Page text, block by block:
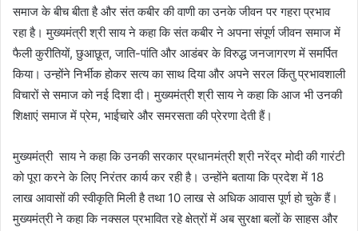
समाज के बीच बीता है और संत कबीर की वाणी का उनके जीवन पर गहरा प्रभाव
रहा है। मुख्यमंत्री श्री साय ने कहा कि संत कबीर ने अपना संपूर्ण जीवन समाज में
फैली कुरीतियों, छुआछूत, जाति-पांति और आडंबर के विरुद्ध जनजागरण में समर्पित
किया। उन्होंने निर्भीक होकर सत्य का साथ दिया और अपने सरल किंतु प्रभावशाली
विचारों से समाज को नई दिशा दी। मुख्यमंत्री श्री साय ने कहा कि आज भी उनकी
शिक्षाएं समाज में प्रेम, भाईचारे और समरसता की प्रेरणा देती हैं।
मुख्यमंत्री साय ने कहा कि उनकी सरकार प्रधानमंत्री श्री नरेंद्र मोदी की गारंटी
को पूरा करने के लिए निरंतर कार्य कर रही है। उन्होंने बताया कि प्रदेश में 18
लाख आवासों की स्वीकृति मिली है तथा 10 लाख से अधिक आवास पूर्ण हो चुके हैं।
मुख्यमंत्री ने कहा कि नक्सल प्रभावित रहे क्षेत्रों में अब सुरक्षा बलों के साहस और